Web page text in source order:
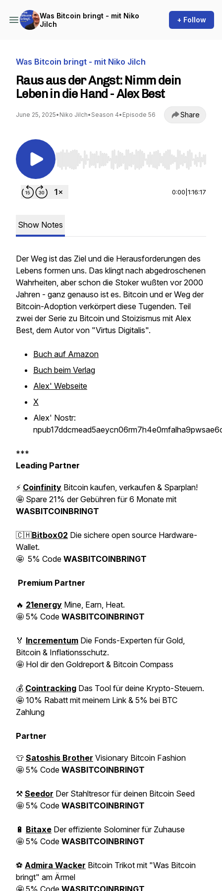
Was Bitcoin bringt - mit Niko
Jilch
+ Follow
Was Bitcoin bringt - mit Niko Jilch
Raus aus der Angst: Nimm dein
Leben in die Hand - Alex Best
June 25, 2025• Niko Jilch• Season 4• Episode 56 Share
Use Left/Right to seek, Home/End to jump to
0:00 1:16:17
Show Notes
Der Weg ist das Ziel und die Herausforderungen des
Lebens formen uns. Das klingt nach abgedroschenen
Wahrheiten, aber schon die Stoker wußten vor 2000
Jahren - ganz genauso ist es. Bitcoin und er Weg der
Bitcoin-Adoption verkörpert diese Tugenden. Teil
zwei der Serie zu Bitcoin und Stoizismus mit Alex
Best, dem Autor von "Virtus Digitalis".
Buch auf Amazon
Buch beim Verlag
Alex' Webseite
X
Alex' Nostr:
***
Leading Partner
⚡️ Coinfinity Bitcoin kaufen, verkaufen & Sparplan!
🤩 Spare 21% der Gebühren für 6 Monate mit
WASBITCOINBRINGT
🇨🇭Bitbox02 Die sichere open source Hardware-
Wallet.
🤩 5% Code WASBITCOINBRINGT
Premium Partner
🔥 21energy Mine, Earn, Heat.
🤩 5% Code WASBITCOINBRINGT
🏅 Incrementum Die Fonds-Experten für Gold,
Bitcoin & Inflationsschutz.
🤩 Hol dir den Goldreport & Bitcoin Compass
💰 Cointracking Das Tool für deine Krypto-Steuern.
🤩 10% Rabatt mit meinem Link & 5% bei BTC
Zahlung
Partner
👕 Satoshis Brother Visionary Bitcoin Fashion
🤩 5% Code WASBITCOINBRINGT
⚒️ Seedor Der Stahltresor für deinen Bitcoin Seed
🤩 5% Code WASBITCOINBRINGT
🔋 Bitaxe Der effiziente Solominer für Zuhause
🤩 5% Code WASBITCOINBRINGT
⚽️ Admira Wacker Bitcoin Trikot mit "Was Bitcoin
bringt" am Ärmel
🤩 5% Code WASBITCOINBRINGT